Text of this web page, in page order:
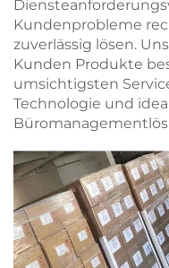
Kundenprobleme
zuverlässig lösen.
Kunden Produkte
umsichtigsten
Technologie und